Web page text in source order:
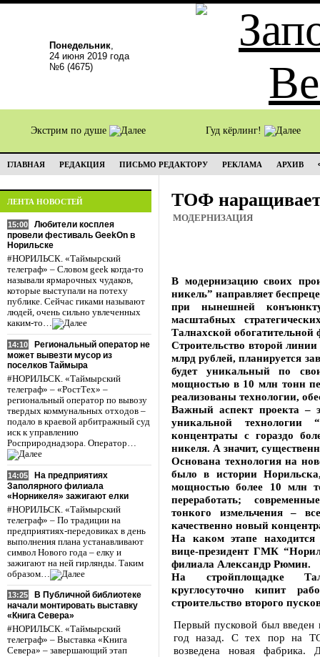
Понедельник,
24 июня 2019 года
№6 (4675)
Экстрим по душе Гуд кёрлинг!
ГЛАВНАЯ РЕДАКЦИЯ ПИСЬМО РЕДАКТОРУ РЕКЛАМА АРХИВ
ЛЕНТА НОВОСТЕЙ
15:00
Любители косплея
провели фестиваль GeekOn в
Норильске
#НОРИЛЬСК. «Таймырский
телеграф» – Словом geek когда-то
называли ярмарочных чудаков,
которые выступали на потеху
публике. Сейчас гиками называют
людей, очень сильно увлеченных
каким-то…
14:10
Региональный оператор не
может вывезти мусор из
поселков Таймыра
#НОРИЛЬСК. «Таймырский
телеграф» – «РостТех» –
региональный оператор по вывозу
твердых коммунальных отходов –
подало в краевой арбитражный суд
иск к управлению
Росприроднадзора. Оператор…
14:05
На предприятиях
Заполярного филиала
«Норникеля» зажигают елки
#НОРИЛЬСК. «Таймырский
телеграф» – По традиции на
предприятиях-передовиках в день
выполнения плана устанавливают
символ Нового года – елку и
зажигают на ней гирлянды. Таким
образом…
13:25
В Публичной библиотеке
начали монтировать выставку
«Книга Севера»
#НОРИЛЬСК. «Таймырский
телеграф» – Выставка «Книга
Севера» – завершающий этап
ТОФ
МОДЕРНИЗАЦИЯ
В модернизацию своих
никель” направляет
при нынешней
масштабных
Талнахской обогатительной
Строительство второй
млрд рублей, планируется
будет уникальный по
мощностью в 10 млн тонн
реализованы технологии,
Важный аспект проекта –
уникальной технологии
концентраты с гораздо
никеля. А значит,
Основана технология на
было в истории
мощностью более 10 млн
переработать;
тонкого измельчения –
качественно новый
На каком этапе находится
вице-президент ГМК
филиала Александр Рюмин.
На стройплощадке
круглосуточно кипит
строительство второго
Первый пусковой был введен
год назад. С тех пор на
возведена новая фабрика.